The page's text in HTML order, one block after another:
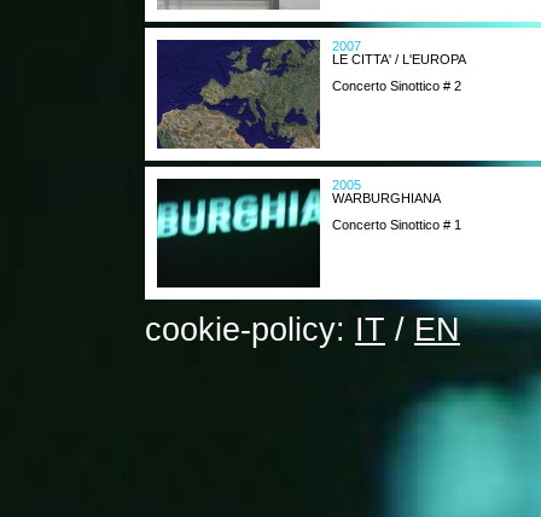
2007
LE CITTA' / L'EUROPA
Concerto Sinottico # 2
2005
WARBURGHIANA
Concerto Sinottico # 1
cookie-policy: IT / EN